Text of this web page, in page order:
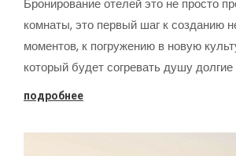
комнаты, это первый шаг к созданию
моментов, к погружению в новую
который будет согревать душу
подробнее